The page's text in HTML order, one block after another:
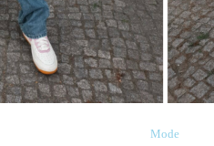
Mode